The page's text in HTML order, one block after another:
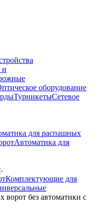
и
оборудование
ТурникетыСетевое
для распашных
Автоматика для
Комплектующие для
без автоматики с